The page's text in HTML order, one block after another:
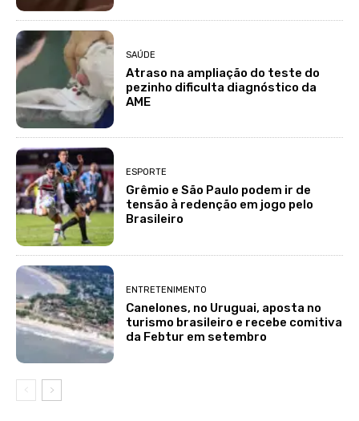
SAÚDE
Atraso na ampliação do teste do
pezinho dificulta diagnóstico da
AME
ESPORTE
Grêmio e São Paulo podem ir de
tensão à redenção em jogo pelo
Brasileiro
ENTRETENIMENTO
Canelones, no Uruguai, aposta no
turismo brasileiro e recebe comitiva
da Febtur em setembro